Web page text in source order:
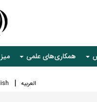
همکاری‌های علمی
العربیه